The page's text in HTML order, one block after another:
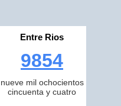
Entre Rios
9854
nueve mil ochocientos
cincuenta y cuatro